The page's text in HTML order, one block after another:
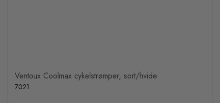
Ventoux Coolmax cykelstrømper, sort/hvide
7021